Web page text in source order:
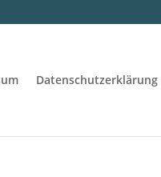
Datenschutzerklärung